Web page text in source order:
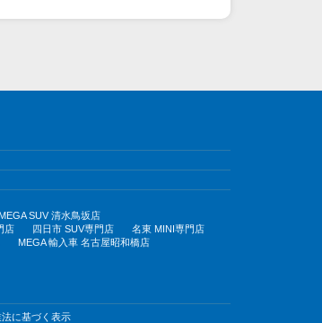
SUV 清水鳥坂店
店 四日市 SUV専門店
名東 MINI専門店
MEGA 輸入車 名古屋昭和橋店
に基づく表示